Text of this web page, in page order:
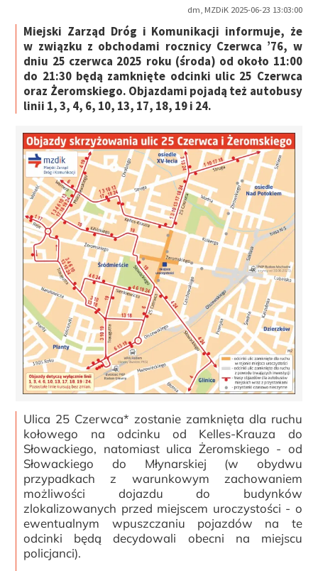
dm, MZDiK 2025-06-23 13:03:00
Miejski Zarząd Dróg i Komunikacji informuje, że
w związku z obchodami rocznicy Czerwca ’76, w
dniu 25 czerwca 2025 roku (środa) od około 11:00
do 21:30 będą zamknięte odcinki ulic 25 Czerwca
oraz Żeromskiego. Objazdami pojadą też autobusy
linii 1, 3, 4, 6, 10, 13, 17, 18, 19 i 24.
Ulica 25 Czerwca* zostanie zamknięta dla ruchu
kołowego na odcinku od Kelles-Krauza do
Słowackiego, natomiast ulica Żeromskiego - od
Słowackiego do Młynarskiej (w obydwu
przypadkach z warunkowym zachowaniem
możliwości dojazdu do budynków
zlokalizowanych przed miejscem uroczystości - o
ewentualnym wpuszczaniu pojazdów na te
odcinki będą decydowali obecni na miejscu
policjanci).